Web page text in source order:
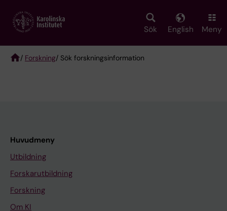
main
Sök English Meny
/ Forskning/ Sök forskningsinformation
Huvudmeny
Utbildning
Forskarutbildning
Forskning
Om KI